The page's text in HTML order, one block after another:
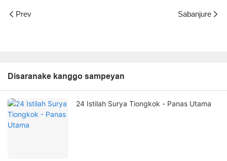
Prev Sabanjure
Disaranake kanggo sampeyan
24 Istilah Surya Tiongkok - Panas Utama